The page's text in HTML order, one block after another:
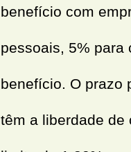
benefício com
pessoais, 5% para
benefício. O prazo
têm a liberdade de